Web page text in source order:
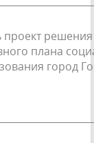
проект
плана
город